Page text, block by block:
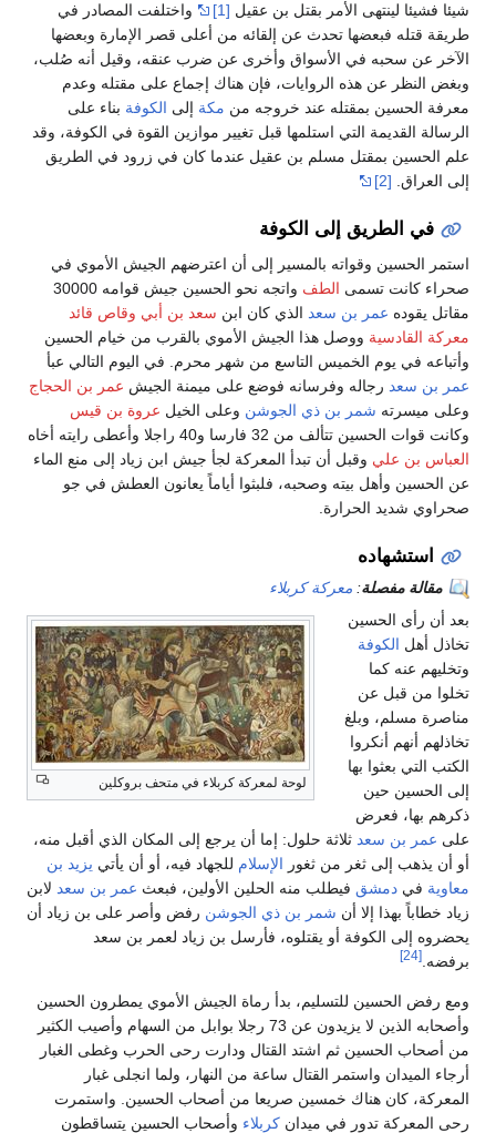
شيئا فشيئا لينتهى الأمر بقتل بن عقيل [1]
واختلفت المصادر في
طريقة قتله فبعضها تحدث عن إلقائه من أعلى قصر الإمارة وبعضها
الآخر عن سحبه في الأسواق وأخرى عن ضرب عنقه، وقيل أنه صُلب،
وبغض النظر عن هذه الروايات، فإن هناك إجماع على مقتله وعدم
معرفة الحسين بمقتله عند خروجه من مكة إلى الكوفة بناء على
الرسالة القديمة التي استلمها قبل تغيير موازين القوة في الكوفة، وقد
علم الحسين بمقتل مسلم بن عقيل عندما كان في زرود في الطريق
إلى العراق. [2]
في الطريق إلى الكوفة
استمر الحسين وقواته بالمسير إلى أن اعترضهم الجيش الأموي في
صحراء كانت تسمى الطف
واتجه نحو الحسين جيش قوامه 30000
مقاتل يقوده عمر بن سعد الذي كان ابن سعد بن أبي وقاص قائد
معركة القادسية ووصل هذا الجيش الأموي بالقرب من خيام الحسين
وأتباعه في يوم الخميس التاسع من شهر محرم. في اليوم التالي عبأ
عمر بن سعد رجاله وفرسانه فوضع على ميمنة الجيش عمر بن الحجاج
وعلى ميسرته شمر بن ذي الجوشن وعلى الخيل عروة بن قيس
وكانت قوات الحسين تتألف من 32 فارسا و40 راجلا وأعطى رايته أخاه
العباس بن علي وقبل أن تبدأ المعركة لجأ جيش ابن زياد إلى منع الماء
عن الحسين وأهل بيته وصحبه، فلبثوا أياماً يعانون العطش في جو
صحراوي شديد الحرارة.
استشهاده
مقالة مفصلة: معركة كربلاء
لوحة لمعركة كربلاء في متحف بروكلين
بعد أن رأى الحسين
تخاذل أهل الكوفة
وتخليهم عنه كما
تخلوا من قبل عن
مناصرة مسلم، وبلغ
تخاذلهم أنهم أنكروا
الكتب التي بعثوا بها
إلى الحسين حين
ذكرهم بها، فعرض
على عمر بن سعد ثلاثة حلول: إما أن يرجع إلى المكان الذي أقبل منه،
أو أن يذهب إلى ثغر من ثغور الإسلام للجهاد فيه، أو أن يأتي يزيد بن
معاوية في دمشق فيطلب منه الحلين الأولين، فبعث عمر بن سعد لابن
زياد خطاباً بهذا إلا أن شمر بن ذي الجوشن رفض وأصر على بن زياد أن
يحضروه إلى الكوفة أو يقتلوه، فأرسل بن زياد لعمر بن سعد
برفضه. [24]
ومع رفض الحسين للتسليم، بدأ رماة الجيش الأموي يمطرون الحسين
وأصحابه الذين لا يزيدون عن 73 رجلا بوابل من السهام وأصيب الكثير
من أصحاب الحسين ثم اشتد القتال ودارت رحى الحرب وغطى الغبار
أرجاء الميدان واستمر القتال ساعة من النهار، ولما انجلى غبار
المعركة، كان هناك خمسين صريعا من أصحاب الحسين. واستمرت
رحى المعركة تدور في ميدان كربلاء وأصحاب الحسين يتساقطون